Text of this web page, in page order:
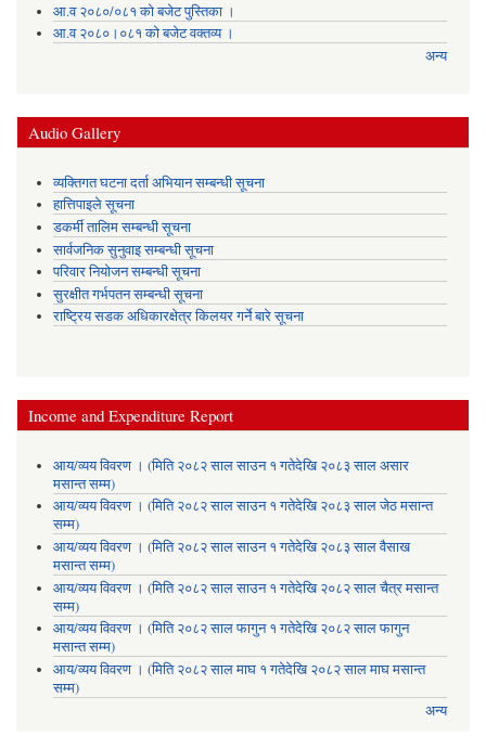
आ.व २०८०/०८१ को बजेट पुस्तिका ।
आ.व २०८०।०८१ को बजेट वक्तव्य ।
अन्य
Audio Gallery
व्यक्तिगत घटना दर्ता अभियान सम्बन्धी सूचना
हात्तिपाइले सूचना
डकर्मी तालिम सम्बन्धी सूचना
सार्वजनिक सुनुवाइ सम्बन्धी सूचना
परिवार नियोजन सम्बन्धी सूचना
सुरक्षीत गर्भपतन सम्बन्धी सूचना
राष्ट्रिय सडक अधिकारक्षेत्र किलयर गर्ने बारे सूचना
Income and Expenditure Report
आय/व्यय विवरण । (मिति २०८२ साल साउन १ गतेदेखि २०८३ साल असार
मसान्त सम्म)
आय/व्यय विवरण । (मिति २०८२ साल साउन १ गतेदेखि २०८३ साल जेठ मसान्त
सम्म)
आय/व्यय विवरण । (मिति २०८२ साल साउन १ गतेदेखि २०८३ साल वैसाख
मसान्त सम्म)
आय/व्यय विवरण । (मिति २०८२ साल साउन १ गतेदेखि २०८२ साल चैत्र मसान्त
सम्म)
आय/व्यय विवरण । (मिति २०८२ साल फागुन १ गतेदेखि २०८२ साल फागुन
मसान्त सम्म)
आय/व्यय विवरण । (मिति २०८२ साल माघ १ गतेदेखि २०८२ साल माघ मसान्त
सम्म)
अन्य